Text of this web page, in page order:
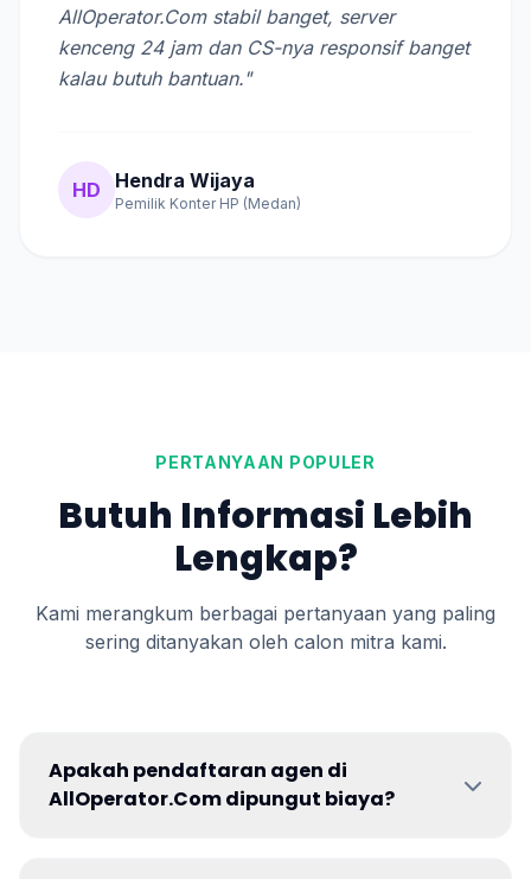
AllOperator.Com stabil banget, server
kenceng 24 jam dan CS-nya responsif banget
kalau butuh bantuan."
HD Hendra Wijaya
Pemilik Konter HP (Medan)
PERTANYAAN POPULER
Butuh Informasi Lebih
Lengkap?
Kami merangkum berbagai pertanyaan yang paling
sering ditanyakan oleh calon mitra kami.
Apakah pendaftaran agen di
AllOperator.Com dipungut biaya?